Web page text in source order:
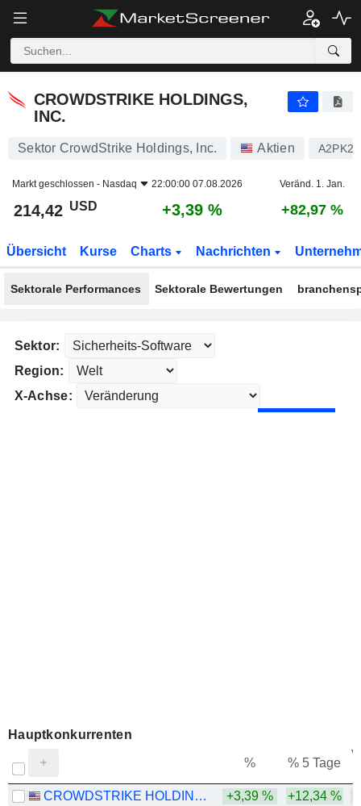
CROWDSTRIKE HOLDINGS,
INC.
Sektor CrowdStrike Holdings, Inc. Aktien
Markt geschlossen - Nasdaq 22:00:00 07.08.2026 Veränd. 1. Jan.
214,42 USD +3,39 % +82,97 %
Übersicht Kurse Charts Nachrichten
Sektorale Performances Sektorale Bewertungen
Sektor:
Region:
X-Achse:
Hauptkonkurrenten
% % 5 Tage
CROWDSTRIKE HOLDINGS, INC. +3,39 % +12,34 %